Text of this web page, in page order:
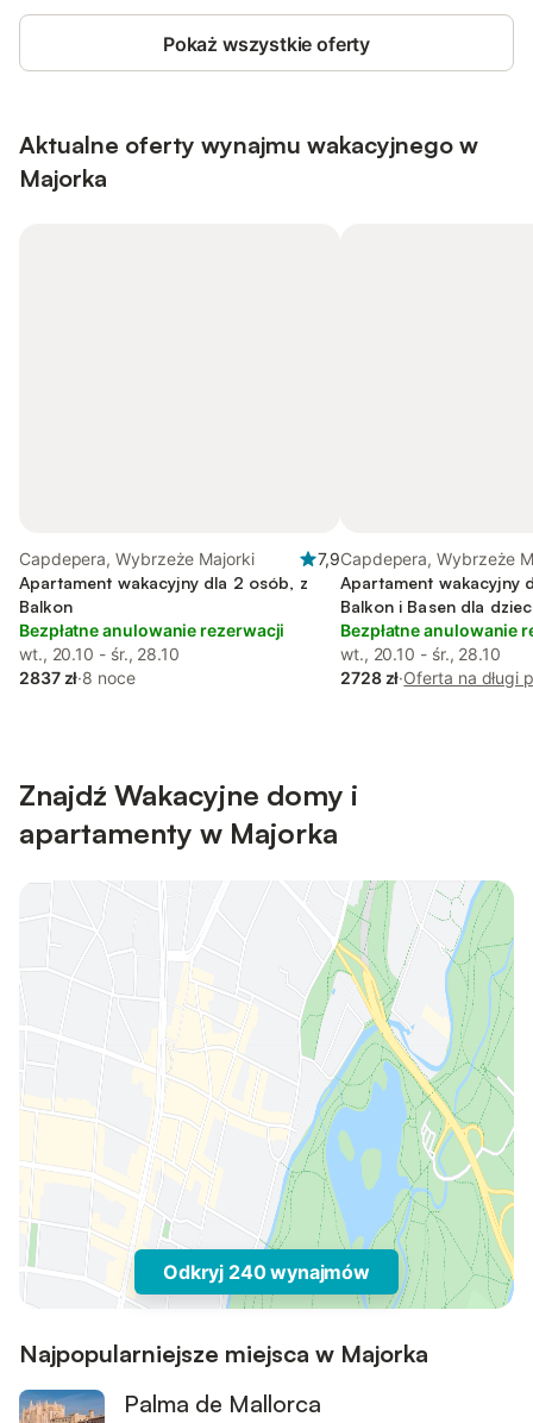
Pokaż wszystkie oferty
Aktualne oferty wynajmu wakacyjnego w
Majorka
Capdepera, Wybrzeże Majorki
7,9
Apartament wakacyjny dla 2 osób, z
Balkon
Bezpłatne anulowanie rezerwacji
wt., 20.10 - śr., 28.10
2837 zł·8 noce
Capdepera, Wybrzeże
Apartament wakacyjny
Balkon i Basen dla
Bezpłatne anulowanie
wt., 20.10 - śr., 28.10
2728 zł·Oferta na długi
Znajdź Wakacyjne domy i
apartamenty w Majorka
Odkryj 240 wynajmów
Najpopularniejsze miejsca w Majorka
Palma de Mallorca